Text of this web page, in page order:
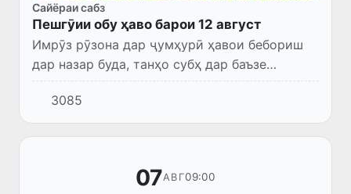
Сайёраи сабз
Пешгӯии обу ҳаво барои 12 август
Имрӯз рӯзона дар ҷумҳурӣ ҳавои бебориш
дар назар буда, танҳо субҳ дар баъзе
ноҳияҳои Ҷумҳурии Қароқалпоқистон ва
вилояти Хоразм эҳтимол борони
кӯтоҳмуддат борида, раъду барқ ба ама...
3085
07АВГ09:00